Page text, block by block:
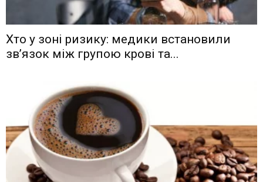
Хто у зоні ризику: медики встановили
зв’язок між групою крові та...